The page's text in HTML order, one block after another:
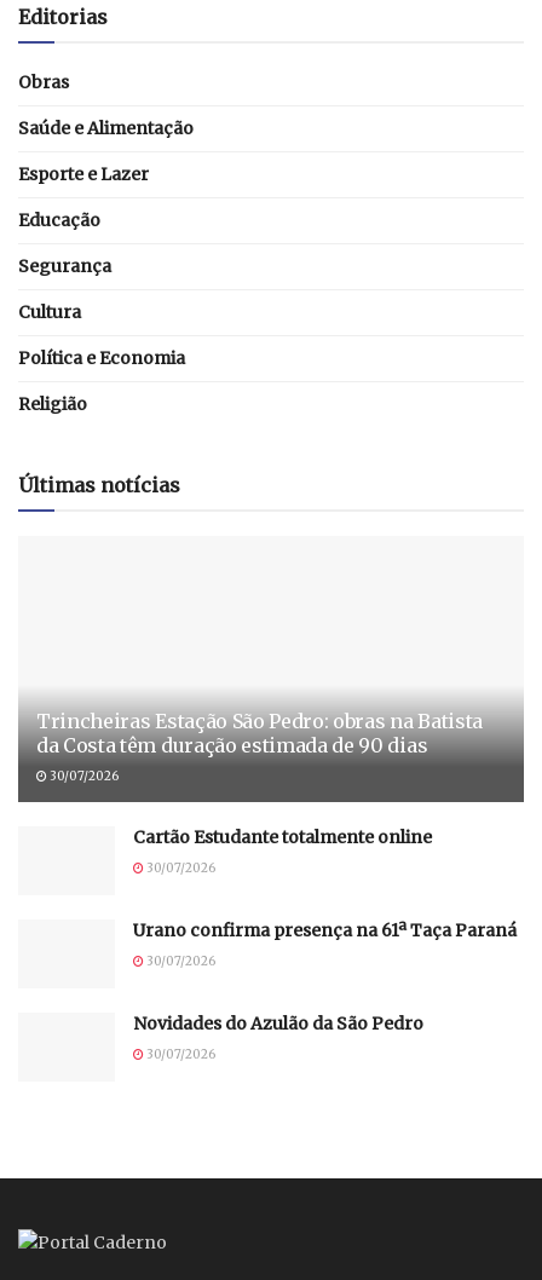
Editorias
Obras
Saúde e Alimentação
Esporte e Lazer
Educação
Segurança
Cultura
Política e Economia
Religião
Últimas notícias
Trincheiras Estação São Pedro: obras na Batista
da Costa têm duração estimada de 90 dias
30/07/2026
Cartão Estudante totalmente online
30/07/2026
Urano confirma presença na 61ª Taça Paraná
30/07/2026
Novidades do Azulão da São Pedro
30/07/2026